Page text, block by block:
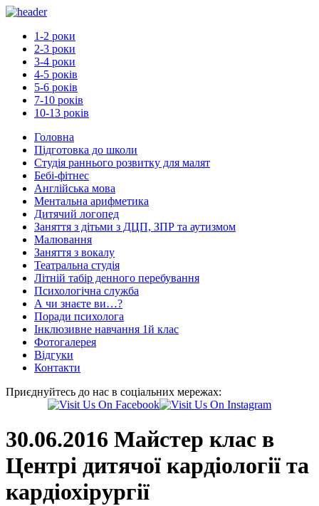
1-2 роки
2-3 роки
3-4 роки
4-5 років
5-6 років
7-10 років
10-13 років
Головна
Підготовка до школи
Студія раннього розвитку для малят
Бебі-фітнес
Англійська мова
Ментальна арифметика
Дитячий логопед
Заняття з дітьми з ДЦП, ЗПР та аутизмом
Малювання
Заняття з вокалу
Театральна студія
Літній табір денного перебування
Психологічна служба
А чи знаєте ви…?
Поради психолога
Інклюзивне навчання 1й клас
Фотогалерея
Відгуки
Контакти
Приєднуйтесь до нас в соціальних мережах:
30.06.2016 Майстер клас в
Центрі дитячої кардіології та
кардіохірургії